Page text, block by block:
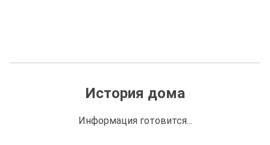
История дома
Информация готовится...